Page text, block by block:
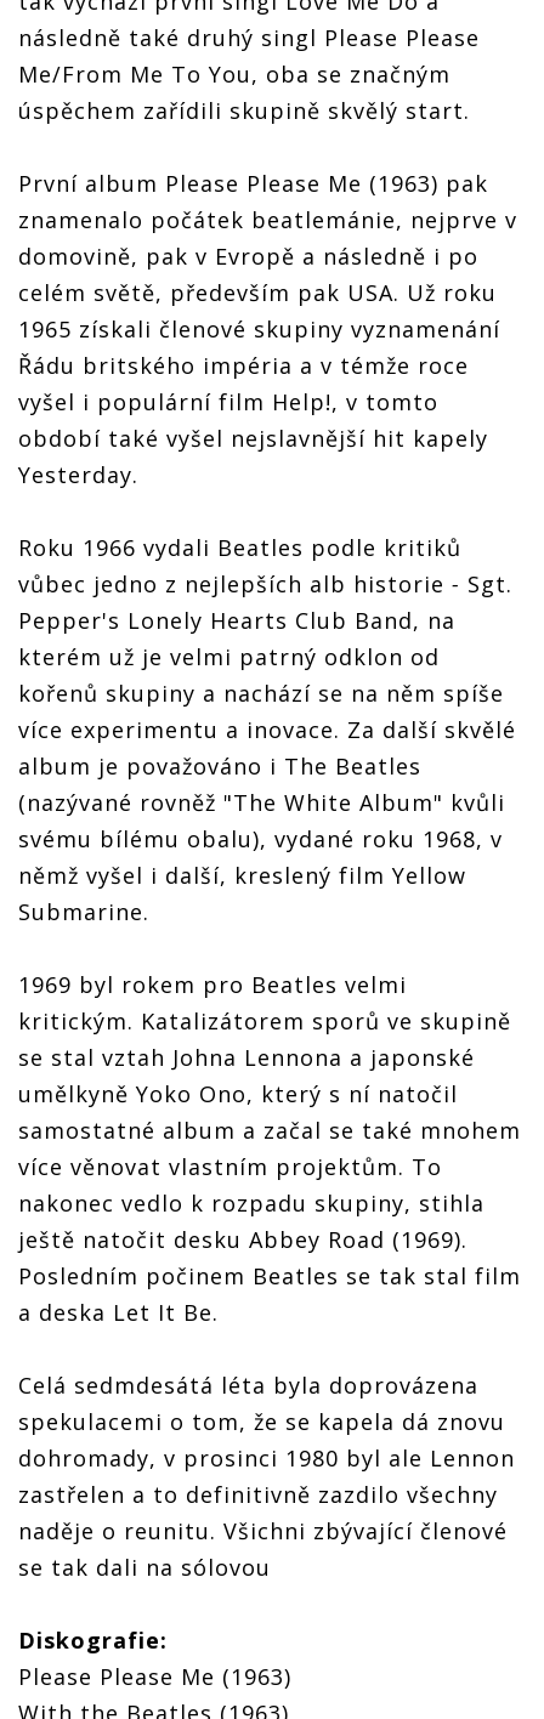
následně také druhý singl Please Please
Me/From Me To You, oba se značným
úspěchem zařídili skupině skvělý start.
První album Please Please Me (1963) pak
znamenalo počátek beatlemánie, nejprve v
domovině, pak v Evropě a následně i po
celém světě, především pak USA. Už roku
1965 získali členové skupiny vyznamenání
Řádu britského impéria a v témže roce
vyšel i populární film Help!, v tomto
období také vyšel nejslavnější hit kapely
Yesterday.
Roku 1966 vydali Beatles podle kritiků
vůbec jedno z nejlepších alb historie - Sgt.
Pepper's Lonely Hearts Club Band, na
kterém už je velmi patrný odklon od
kořenů skupiny a nachází se na něm spíše
více experimentu a inovace. Za další skvělé
album je považováno i The Beatles
(nazývané rovněž "The White Album" kvůli
svému bílému obalu), vydané roku 1968, v
němž vyšel i další, kreslený film Yellow
Submarine.
1969 byl rokem pro Beatles velmi
kritickým. Katalizátorem sporů ve skupině
se stal vztah Johna Lennona a japonské
umělkyně Yoko Ono, který s ní natočil
samostatné album a začal se také mnohem
více věnovat vlastním projektům. To
nakonec vedlo k rozpadu skupiny, stihla
ještě natočit desku Abbey Road (1969).
Posledním počinem Beatles se tak stal film
a deska Let It Be.
Celá sedmdesátá léta byla doprovázena
spekulacemi o tom, že se kapela dá znovu
dohromady, v prosinci 1980 byl ale Lennon
zastřelen a to definitivně zazdilo všechny
naděje o reunitu. Všichni zbývající členové
se tak dali na sólovou
Diskografie:
Please Please Me (1963)
With the Beatles (1963)